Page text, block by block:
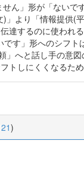
ん」形が「ないで
」より「情報提供(
達するのに使われ
す」形へのシフト
へと話し手の意図
しにくくなるため
)